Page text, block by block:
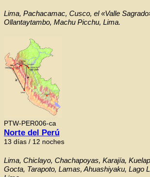
Lima, Pachacamac, Cusco, el «Valle
Ollantaytambo, Machu Picchu, Lima.
PTW-PER006-ca
Norte del Perú
13 días / 12 noches
Lima, Chiclayo, Chachapoyas, Karajía,
Gocta, Tarapoto, Lamas, Ahuashiyaku, Lago